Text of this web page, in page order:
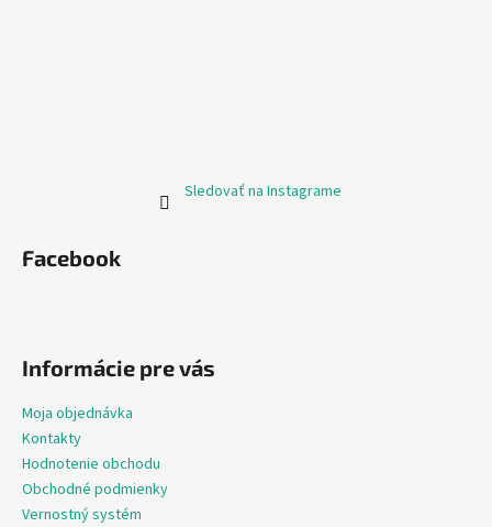
Sledovať na Instagrame
Facebook
Informácie pre vás
Moja objednávka
Kontakty
Hodnotenie obchodu
Obchodné podmienky
Vernostný systém